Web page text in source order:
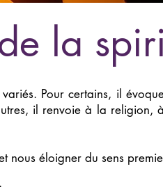
la
Pour certains, il
il renvoie à la
nous éloigner du sens